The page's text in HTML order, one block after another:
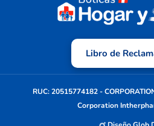
Libro de
RUC: 20515774182 -
Corporation